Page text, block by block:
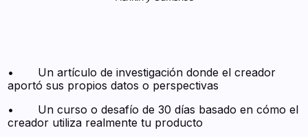
• Un artículo de investigación donde el creador
aportó sus propios datos o perspectivas
• Un curso o desafío de 30 días basado en cómo el
creador utiliza realmente tu producto